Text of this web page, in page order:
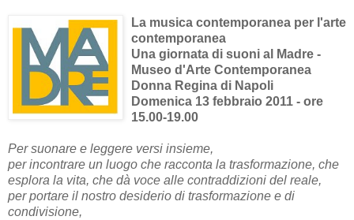
La musica contemporanea per l'arte
contemporanea
Una giornata di suoni al Madre -
Museo d'Arte Contemporanea
Donna Regina di Napoli
Domenica 13 febbraio 2011 - ore
15.00-19.00
Per suonare e leggere versi insieme,
per incontrare un luogo che racconta la trasformazione, che
esplora la vita, che dà voce alle contraddizioni del reale,
per portare il nostro desiderio di trasformazione e di
condivisione,